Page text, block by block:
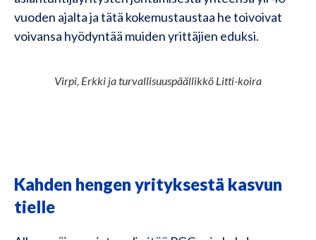
vuoden ajalta ja tätä kokemustaustaa he toivoivat
voivansa hyödyntää muiden yrittäjien eduksi.
Virpi, Erkki ja turvallisuuspäällikkö Litti-koira
Kahden hengen yrityksestä kasvun
tielle